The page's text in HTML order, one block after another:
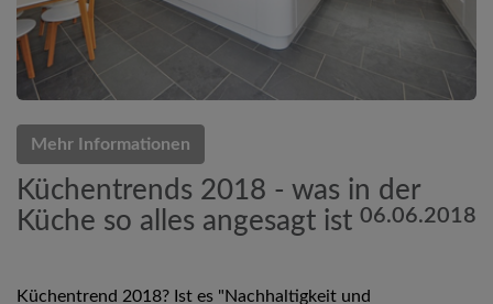
Mehr Informationen
Küchentrends 2018 - was in der
Küche so alles angesagt ist 06.06.2018
Küchentrend 2018? Ist es "Nachhaltigkeit und